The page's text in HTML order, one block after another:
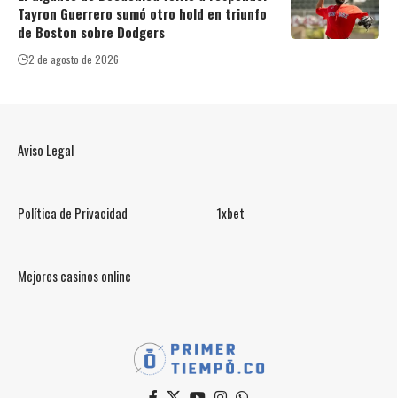
Tayron Guerrero sumó otro hold en triunfo
de Boston sobre Dodgers
2 de agosto de 2026
Aviso Legal
Política de Privacidad 1xbet
Mejores casinos online